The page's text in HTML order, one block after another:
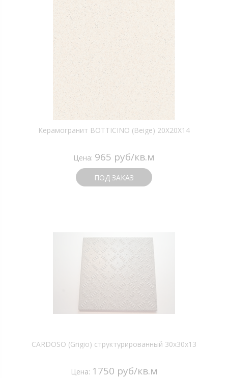
Керамогранит BOTTICINO (Beige) 20X20X14
Цена: 965 руб/кв.м
ПОД ЗАКАЗ
CARDOSO (Grigio) структурированный 30х30х13
Цена: 1750 руб/кв.м